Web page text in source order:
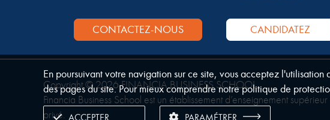
CONTACTEZ-NOUS CANDIDATEZ
Copyright © 2026 FINANCIA BUSINESS SCHOOL.
Financia Business School est un établissement d’enseignement supérieur
privé.
En poursuivant votre navigation sur ce site, vous acceptez
des pages du site. Pour mieux comprendre notre politique de
ACCEPTER PARAMÉTRER